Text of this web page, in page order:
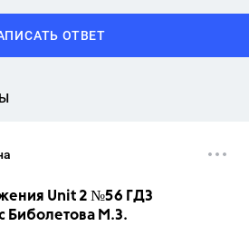
ОТВЕТ
Unit 2 №56 ГДЗ
Биболетова М.З.